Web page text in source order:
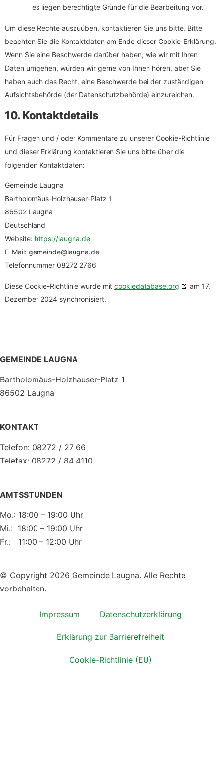
es liegen berechtigte Gründe für die Bearbeitung vor.
Um diese Rechte auszuüben, kontaktieren Sie uns bitte. Bitte
beachten Sie die Kontaktdaten am Ende dieser Cookie-Erklärung.
Wenn Sie eine Beschwerde darüber haben, wie wir mit Ihren
Daten umgehen, würden wir gerne von Ihnen hören, aber Sie
haben auch das Recht, eine Beschwerde bei der zuständigen
Aufsichtsbehörde (der Datenschutzbehörde) einzureichen.
10. Kontaktdetails
Für Fragen und / oder Kommentare zu unserer Cookie-Richtlinie
und dieser Erklärung kontaktieren Sie uns bitte über die
folgenden Kontaktdaten:
Gemeinde Laugna
Bartholomäus-Holzhauser-Platz 1
86502 Laugna
Deutschland
Website: https://laugna.de
E-Mail: gemeinde@laugna.de
Telefonnummer 08272 2766
Diese Cookie-Richtlinie wurde mit cookiedatabase.org
am 17.
Dezember 2024 synchronisiert.
GEMEINDE LAUGNA
Bartholomäus-Holzhauser-Platz 1
86502 Laugna
KONTAKT
Telefon: 08272 / 27 66
Telefax: 08272 / 84 4110
AMTSSTUNDEN
Mo.: 18:00 – 19:00 Uhr
Mi.: 18:00 – 19:00 Uhr
Fr.: 11:00 – 12:00 Uhr
© Copyright 2026 Gemeinde Laugna. Alle Rechte
vorbehalten.
Impressum Datenschutzerklärung
Erklärung zur Barrierefreiheit
Cookie-Richtlinie (EU)